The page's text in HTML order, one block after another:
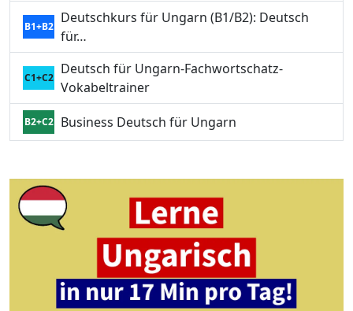
B1+B2
Deutschkurs für Ungarn (B1/B2): Deutsch
für…
C1+C2
Deutsch für Ungarn-Fachwortschatz-
Vokabeltrainer
B2+C2 Business Deutsch für Ungarn